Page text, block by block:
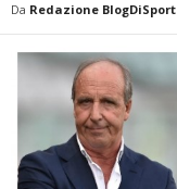
Da Redazione BlogDiSport